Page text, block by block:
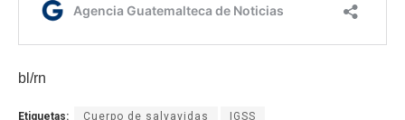
bl/rn
Etiquetas: Cuerpo de salvavidas IGSS